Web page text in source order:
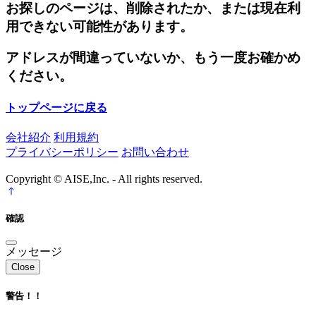
お探しのページは、削除されたか、または現在利
用できない可能性があります。
アドレスが間違っていないか、もう一度お確かめ
ください。
トップページに戻る
会社紹介 利用規約
プライバシーポリシー お問い合わせ
Copyright © AISE,Inc. - All rights reserved.
確認
メッセージ
Close
警告！！